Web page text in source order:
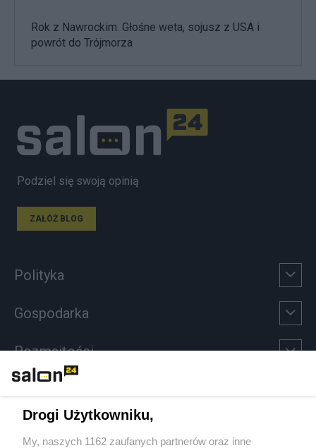
Rok z Nawrockim. Głośne weta, sojusz z USA i
powrót do Trójmorza
Podziel się swoją opinią
ZAŁÓŻ BLOG
Polityka
Gospodarka
Rozmaitości
Sport
Drogi Użytkowniku,
My, naszych 1162 zaufanych partnerów oraz inne